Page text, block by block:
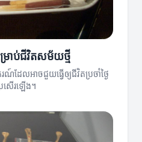
ាប់ជីវិតសម័យថ្មី
លអាចជួយធ្វើឲ្យជីវិតប្រចាំថ្ងៃ
សើរឡើង។